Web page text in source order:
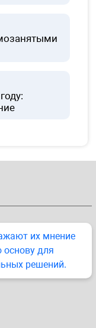
их мнение
для
решений.